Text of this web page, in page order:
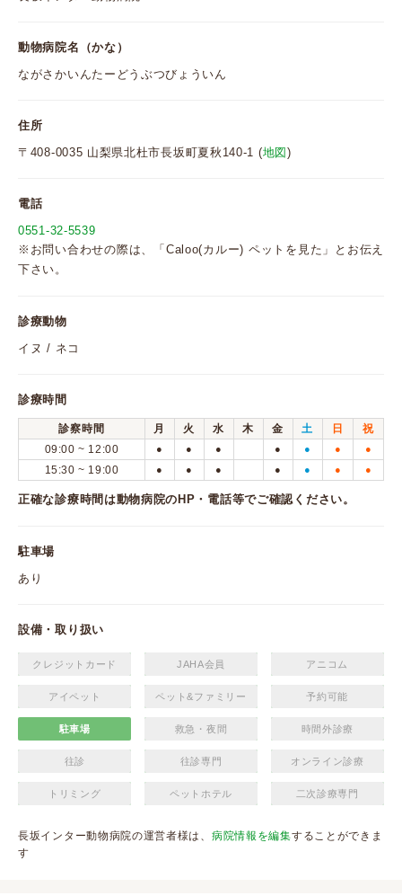
動物病院名（かな）
ながさかいんたーどうぶつびょういん
住所
〒408-0035 山梨県北杜市長坂町夏秋140-1 (地図)
電話
0551-32-5539
※お問い合わせの際は、「Caloo(カルー) ペットを見た」とお伝え
下さい。
診療動物
イヌ / ネコ
診療時間
診察時間 月 火 水 木 金 土 日
祝
09:00 ~ 12:00
● ● ● ● ● ● ●
15:30 ~ 19:00 ● ● ● ● ● ● ●
正確な診療時間は動物病院のHP・電話等でご確認ください。
駐車場
あり
設備・取り扱い
クレジットカード JAHA会員 アニコム
アイペット ペット&ファミリー 予約可能
駐車場 救急・夜間 時間外診療
往診 往診専門 オンライン診療
トリミング ペットホテル 二次診療専門
長坂インター動物病院の運営者様は、 病院情報を編集することができま
す